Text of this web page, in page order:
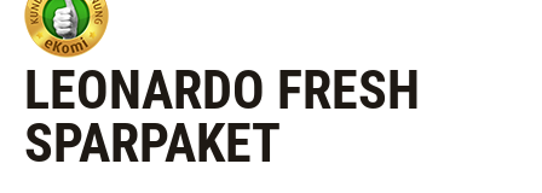
LEONARDO FRESH
SPARPAKET